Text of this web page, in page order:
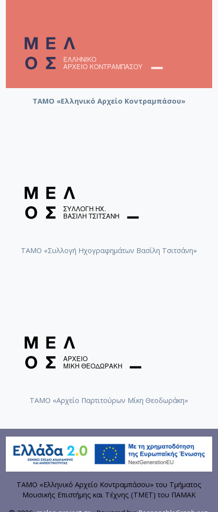
ΤΑΜΟ «Ελληνικό Αρχείο Κοντραμπάσου»
ΤΑΜΟ «Συλλογή Ηχογραφημάτων Βασίλη Τσιτσάνη»
ΤΑΜΟ «Αρχείο Παρτιτούρων Μίκη Θεοδωράκη»
ΤΑΜΟ «Ελληνικό Αρχείο Κοντραμπάσου» του Τμήματος
Μουσικής Επιστήμης και Τέχνης (ΤΜΕΤ) του ΠΑΜΑΚ